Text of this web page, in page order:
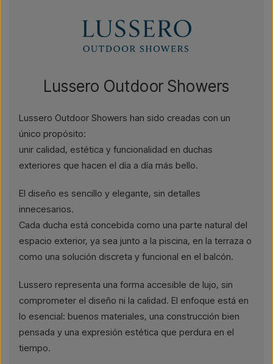
Lussero Outdoor Showers
Lussero Outdoor Showers han sido creadas con un
único propósito:
unir calidad, estética y funcionalidad en duchas
exteriores que hacen el día a día más bello.
El diseño es sencillo y elegante, sin detalles
innecesarios.
Cada ducha está concebida como una parte natural del
espacio exterior, ya sea junto a la piscina, en la terraza o
como una solución discreta y funcional en el balcón.
Lussero representa una forma accesible de lujo, sin
comprometer el diseño ni la calidad. El enfoque está en
lo esencial: buenos materiales, una construcción bien
pensada y una expresión estética que perdura en el
tiempo.